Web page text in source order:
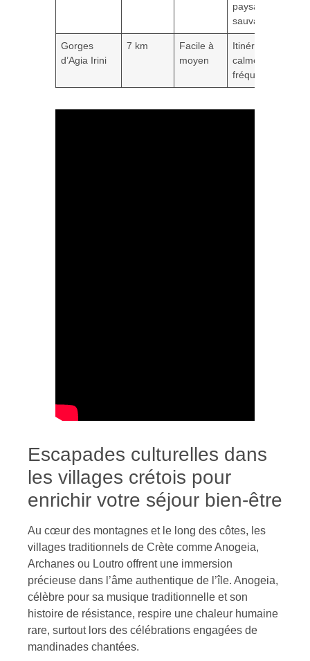
paysages
sauvages
Gorges
d’Agia Irini
7 km
Facile à
moyen
Itinéraire
calme et peu
fréquenté
Escapades culturelles dans
les villages crétois pour
enrichir votre séjour bien-être
Au cœur des montagnes et le long des côtes, les
villages traditionnels de Crète comme Anogeia,
Archanes ou Loutro offrent une immersion
précieuse dans l’âme authentique de l’île. Anogeia,
célèbre pour sa musique traditionnelle et son
histoire de résistance, respire une chaleur humaine
rare, surtout lors des célébrations engagées de
mandinades chantées.